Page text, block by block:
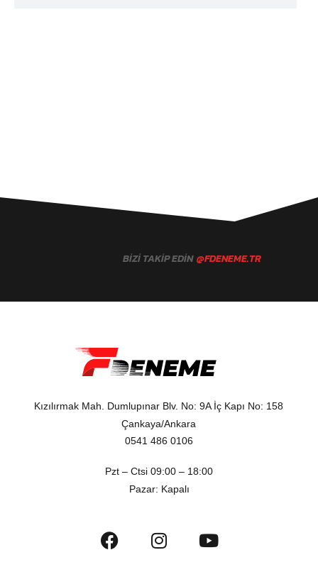
BIZI TAKIP EDIN @FDENEME.TR
Kızılırmak Mah. Dumlupınar Blv. No: 9A İç Kapı No: 158
Çankaya/Ankara
0541 486 0106
Pzt – Ctsi 09:00 – 18:00
Pazar: Kapalı